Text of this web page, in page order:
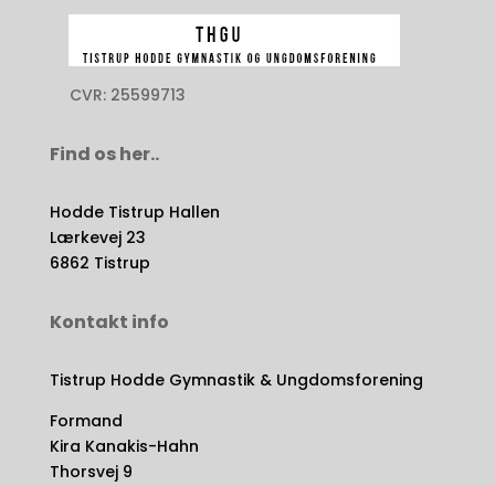
CVR: 25599713
Find os her..
Hodde Tistrup Hallen
Lærkevej 23
6862 Tistrup
Kontakt info
Tistrup Hodde Gymnastik & Ungdomsforening
Formand
Kira Kanakis-Hahn
Thorsvej 9